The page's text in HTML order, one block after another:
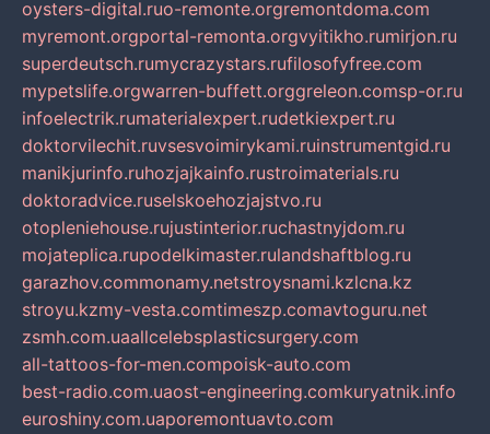
oysters-digital.ruo-remonte.orgremontdoma.com
myremont.orgportal-remonta.orgvyitikho.rumirjon.ru
superdeutsch.rumycrazystars.rufilosofyfree.com
mypetslife.orgwarren-buffett.orggreleon.comsp-or.ru
infoelectrik.rumaterialexpert.rudetkiexpert.ru
doktorvilechit.ruvsesvoimirykami.ruinstrumentgid.ru
manikjurinfo.ruhozjajkainfo.rustroimaterials.ru
doktoradvice.ruselskoehozjajstvo.ru
otopleniehouse.rujustinterior.ruchastnyjdom.ru
mojateplica.rupodelkimaster.rulandshaftblog.ru
garazhov.commonamy.netstroysnami.kzlcna.kz
stroyu.kzmy-vesta.comtimeszp.comavtoguru.net
zsmh.com.uaallcelebsplasticsurgery.com
all-tattoos-for-men.compoisk-auto.com
best-radio.com.uaost-engineering.comkuryatnik.info
euroshiny.com.uaporemontuavto.com